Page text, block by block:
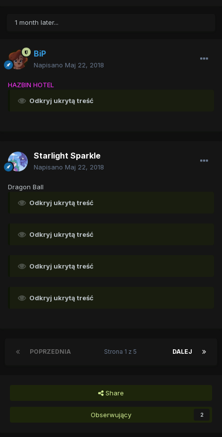
1 month later...
BiP
Napisano Maj 22, 2018
HAZBIN HOTEL
Odkryj ukrytą treść
Starlight Sparkle
Napisano Maj 22, 2018
Dragon Ball
Odkryj ukrytą treść
Odkryj ukrytą treść
Odkryj ukrytą treść
Odkryj ukrytą treść
POPRZEDNIA DALEJ
Strona 1 z 5
Share
Obserwujący 2